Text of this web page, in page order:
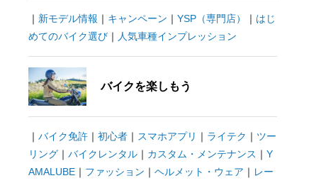
｜ 新モデル情報 ｜ キャンペーン ｜ YSP（専門店） ｜ はじ
めてのバイク選び｜ 人気車種インプレッション
バイクを楽しもう
｜ バイク免許｜ 初心者｜ スマホアプリ ｜ ライテク ｜ ツー
リング｜ バイクレンタル｜ カスタム・メンテナンス ｜ Y
AMALUBE｜ ファッション ｜ ヘルメット・ウェア ｜ レー